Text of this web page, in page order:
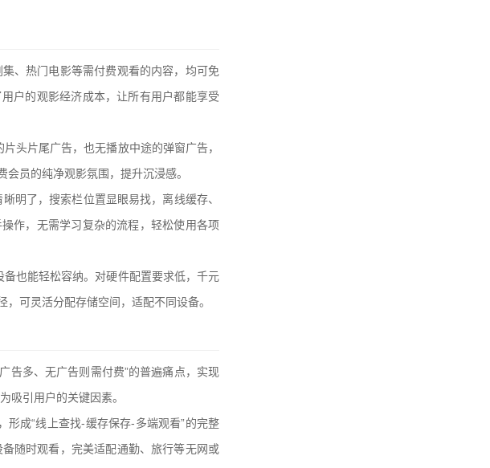
、热门电影等需付费观看的内容，均可免
户的观影经济成本，让所有用户都能享受
头片尾广告，也无播放中途的弹窗广告，
员的纯净观影氛围，提升沉浸感。
明了，搜索栏位置显眼易找，离线缓存、
作，无需学习复杂的流程，轻松使用各项
也能轻松容纳。对硬件配置要求低，千元
可灵活分配存储空间，适配不同设备。
告多、无广告则需付费”的普遍痛点，实现
吸引用户的关键因素。
成“线上查找-缓存保存-多端观看”的完整
随时观看，完美适配通勤、旅行等无网或